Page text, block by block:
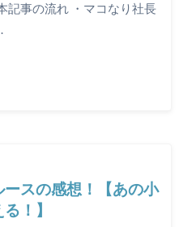
記事の流れ ・マコなり社長
スの感想！【あの小
！】